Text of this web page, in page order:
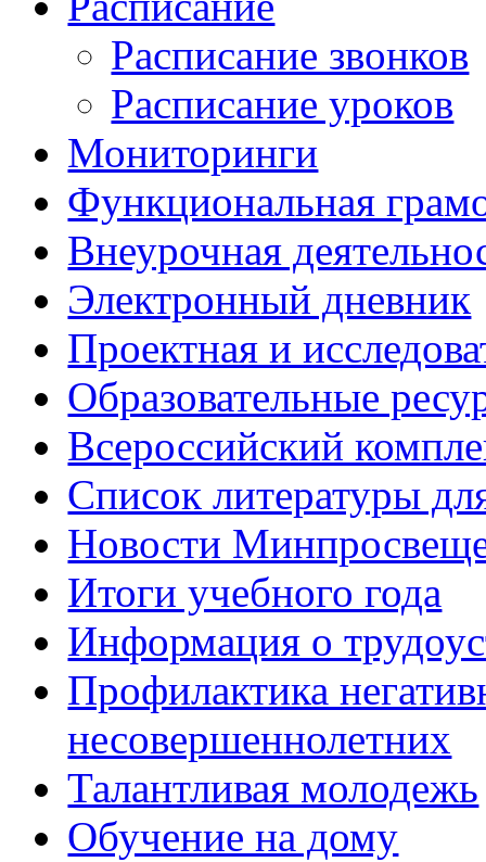
Расписание звонков
Расписание уроков
Мониторинги
Функциональная
Внеурочная
Электронный дневник
Проектная и
Образовательные
Всероссийский
Список литературы
Новости
Итоги учебного года
Информация о
Профилактика
несовершеннолетних
Талантливая молодежь
Обучение на дому